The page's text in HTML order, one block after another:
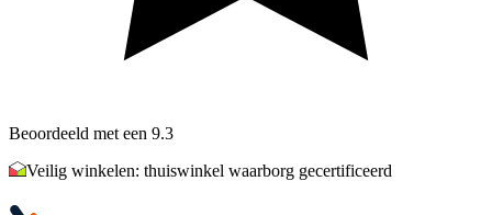
Beoordeeld met een 9.3
Veilig winkelen: thuiswinkel waarborg gecertificeerd